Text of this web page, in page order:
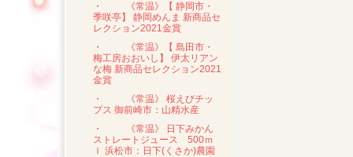
・
《常温》【 静岡市・
季咲亭】 静岡めんま 新商品セ
レクション2021金賞
・
《常温》【 島田市・
梅工房おおいし】 伊太リアン
な梅 新商品セレクション2021
金賞
・
《常温》 桜えびチッ
プス 御前崎市：山精水産
・
《常温》 日下みかん
ストレートジュース 500ｍ
ｌ 浜松市：日下(くさか)農園